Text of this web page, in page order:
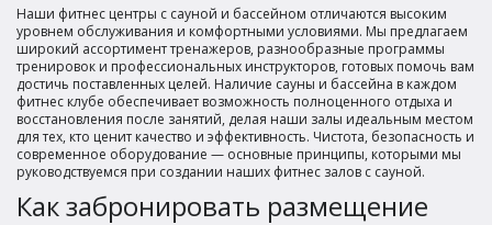
Наши фитнес центры с сауной и бассейном отличаются высоким
уровнем обслуживания и комфортными условиями. Мы предлагаем
широкий ассортимент тренажеров, разнообразные программы
тренировок и профессиональных инструкторов, готовых помочь вам
достичь поставленных целей. Наличие сауны и бассейна в каждом
фитнес клубе обеспечивает возможность полноценного отдыха и
восстановления после занятий, делая наши залы идеальным местом
для тех, кто ценит качество и эффективность. Чистота, безопасность и
современное оборудование — основные принципы, которыми мы
руководствуемся при создании наших фитнес залов с сауной.
Как забронировать размещение